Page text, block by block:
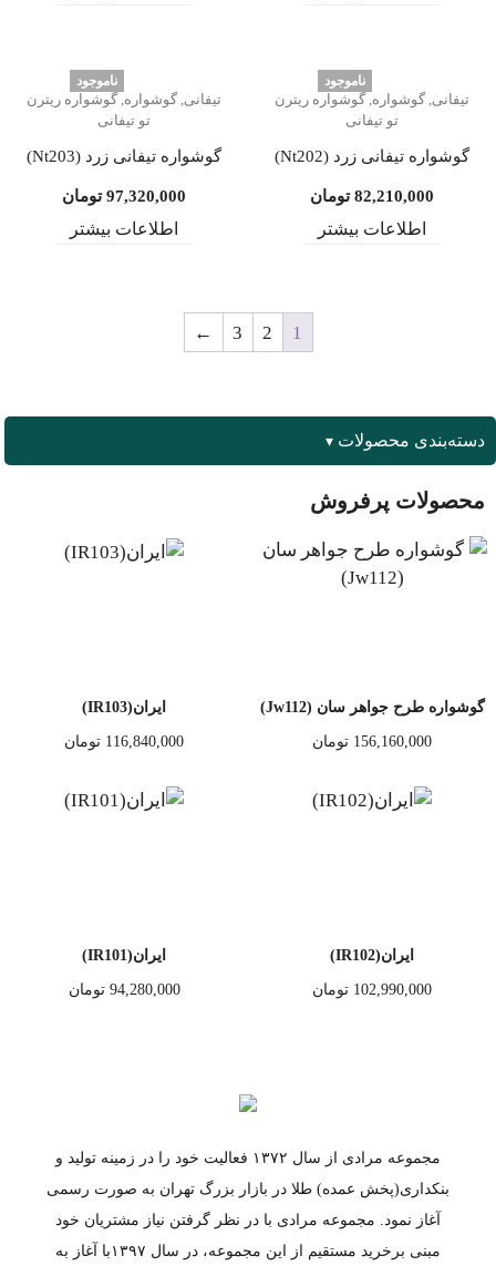
ناموجود
تیفانی, گوشواره, گوشواره ریترن
تو تیفانی
گوشواره تیفانی زرد (Nt202)
82,210,000 تومان
اطلاعات بیشتر
ناموجود
تیفانی, گوشواره, گوشواره ریترن
تو تیفانی
گوشواره تیفانی زرد (Nt203)
97,320,000 تومان
اطلاعات بیشتر
1
2
3
←
دسته‌بندی محصولات
محصولات پرفروش
گوشواره طرح جواهر سان (Jw112)
156,160,000 تومان
ایران(IR103)
116,840,000 تومان
ایران(IR102)
102,990,000 تومان
ایران(IR101)
94,280,000 تومان
مجموعه مرادی از سال ۱۳۷۲ فعالیت خود را در زمینه تولید و
بنکداری(پخش عمده) طلا در بازار بزرگ تهران به صورت رسمی
آغاز نمود. مجموعه مرادی با در نظر گرفتن نیاز مشتریان خود
مبنی برخرید مستقیم از این مجموعه، در سال ۱۳۹۷با آغاز به